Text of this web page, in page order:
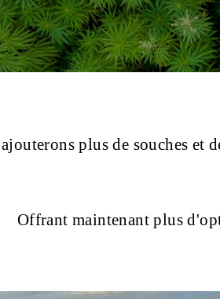
plus de souches et
Offrant maintenant plus